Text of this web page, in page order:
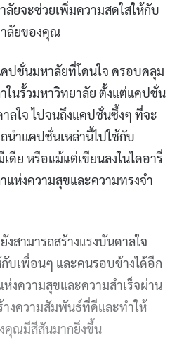
ยจะช่วยเพิ่มความสดใสให้กับ
าลัยของคุณ
ปชั่นมหาลัยที่โดนใจ ครอบคลุม
ในรั้วมหาวิทยาลัย ตั้งแต่แคปชั่น
ลใจ ไปจนถึงแคปชั่นซึ้งๆ ที่จะ
ำแคปชั่นเหล่านี้ไปใช้กับ
ดีย หรือแม้แต่เขียนลงในไดอารี่
แห่งความสุขและความทรงจำ
สามารถสร้างแรงบันดาลใจ
บเพื่อนๆ และคนรอบข้างได้อีก
งความสุขและความสำเร็จผ่าน
งความสัมพันธ์ที่ดีและทำให้
คุณมีสีสันมากยิ่งขึ้น